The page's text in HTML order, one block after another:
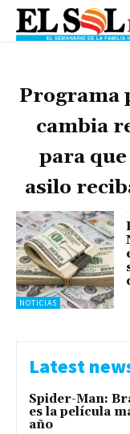
Programa
cambia
para
asilo
NOTICIAS
Latest
Spider-Man:
es la película
año